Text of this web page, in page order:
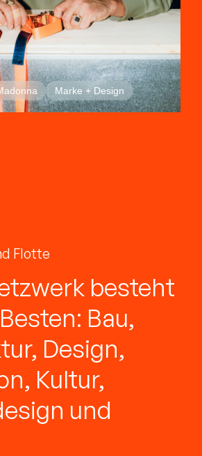
Marke + Design
Flotte
besteht
Bau,
Design,
Kultur,
und